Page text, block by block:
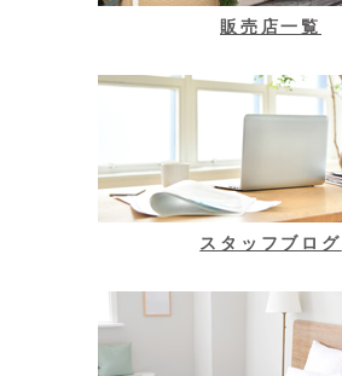
販売店一覧
スタッフブログ